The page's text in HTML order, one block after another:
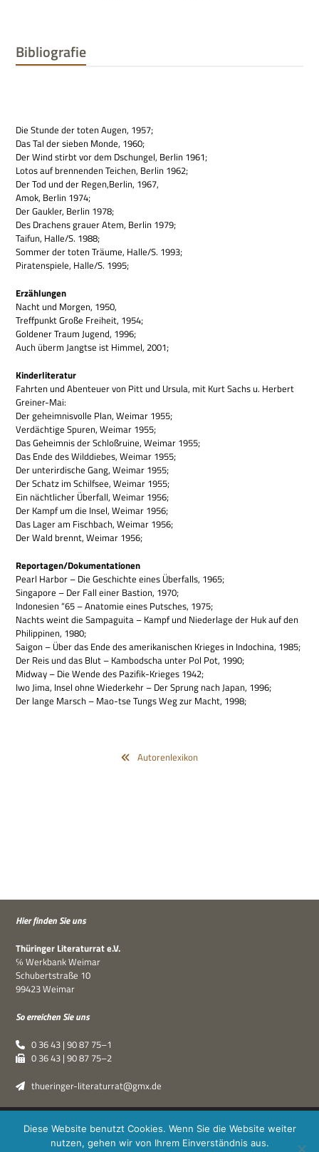
Bibliografie
Die Stunde der toten Augen, 1957;
Das Tal der sie­ben Monde, 1960;
Der Wind stirbt vor dem Dschun­gel, Ber­lin 1961;
Lotos auf bren­nen­den Tei­chen, Ber­lin 1962;
Der Tod und der Regen,Berlin, 1967,
Amok, Ber­lin 1974;
Der Gauk­ler, Ber­lin 1978;
Des Dra­chens grauer Atem, Ber­lin 1979;
Tai­fun, Halle/S. 1988;
Som­mer der toten Träume, Halle/S. 1993;
Pira­ten­spiele, Halle/S. 1995;
Erzäh­lun­gen
Nacht und Mor­gen, 1950,
Treff­punkt Große Frei­heit, 1954;
Gol­de­ner Traum Jugend, 1996;
Auch überm Jang­tse ist Him­mel, 2001;
Kin­der­li­te­ra­tur
Fahr­ten und Aben­teuer von Pitt und Ursula, mit Kurt Sachs u. Her­bert
Greiner-Mai:
Der geheim­nis­volle Plan, Wei­mar 1955;
Ver­däch­tige Spu­ren, Wei­mar 1955;
Das Geheim­nis der Schloß­ruine, Wei­mar 1955;
Das Ende des Wild­die­bes, Wei­mar 1955;
Der unter­ir­di­sche Gang, Wei­mar 1955;
Der Schatz im Schilf­see, Wei­mar 1955;
Ein nächt­li­cher Über­fall, Wei­mar 1956;
Der Kampf um die Insel, Wei­mar 1956;
Das Lager am Fisch­bach, Wei­mar 1956;
Der Wald brennt, Wei­mar 1956;
Reportagen/Dokumentationen
Pearl Har­bor – Die Geschichte eines Über­falls, 1965;
Sin­ga­pore – Der Fall einer Bastion, 1970;
Indo­ne­sien “65 – Ana­to­mie eines Put­sches, 1975;
Nachts weint die Sam­pa­guita – Kampf und Nie­der­lage der Huk auf den
Phil­ip­pi­nen, 1980;
Sai­gon – Über das Ende des ame­ri­ka­ni­schen Krie­ges in Indo­china, 1985;
Der Reis und das Blut – Kam­bo­dscha unter Pol Pot, 1990;
Mid­way – Die Wende des Pazi­fik-Krie­ges 1942;
Iwo Jima, Insel ohne Wie­der­kehr – Der Sprung nach Japan, 1996;
Der lange Marsch – Mao-tse Tungs Weg zur Macht, 1998;
Autorenlexikon
Hier fin­den Sie uns
Thü­rin­ger Lite­ra­tur­rat e.V.
℅ Werk­bank Weimar
Schu­bert­straße 10
99423 Weimar
So errei­chen Sie uns
0 36 43 | 90 87 75–1
0 36 43 | 90 87 75–2
thueringer-literaturrat@gmx.de
Thüringer Literaturrat e.V. | © 2019–2026 ·XPDT : Marken &
Kommunikation|Impressum·Datenschutz
Diese Website benutzt Cookies. Wenn Sie die Website weiter
nutzen, gehen wir von Ihrem Einverständnis aus.